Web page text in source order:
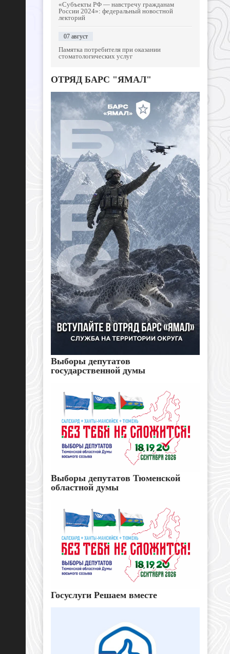
«Субъекты РФ — навстречу гражданам
России 2024»: федеральный новостной
лекторий
07 август
Памятка потребителя при оказании
стоматологических услуг
ОТРЯД БАРС "ЯМАЛ"
Выборы депутатов
государственной думы
Выборы депутатов Тюменской
областной думы
Госуслуги Решаем вместе